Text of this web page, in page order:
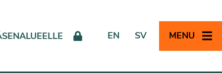
EN SV MENU